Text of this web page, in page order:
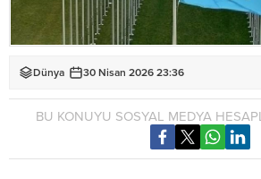
Dünya 30 Nisan 2026 23:36
BU KONUYU SOSYAL MEDYA